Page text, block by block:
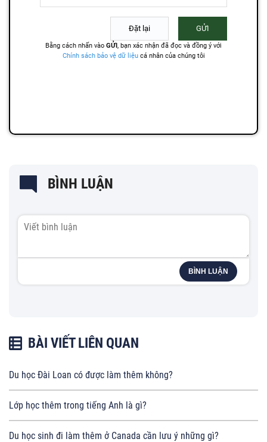
BÌNH LUẬN
BÌNH LUẬN
BÀI VIẾT LIÊN QUAN
Du học Đài Loan có được làm thêm không?
Lớp học thêm trong tiếng Anh là gì?
Du học sinh đi làm thêm ở Canada cần lưu ý những gì?